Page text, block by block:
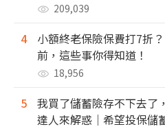
209,039
4
小額終老保險保費打7折
前，這些事你得知道！
18,956
5
我買了儲蓄險存不下去了
達人來解惑｜希望投保儲